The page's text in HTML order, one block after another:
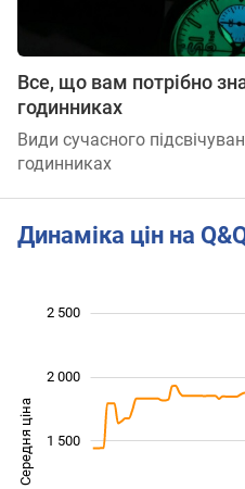
Все, що вам потрібно
годинниках
Види сучасного
годинниках
Динаміка цін на
Середня ціна 1 000
2 500
2 000
1 500